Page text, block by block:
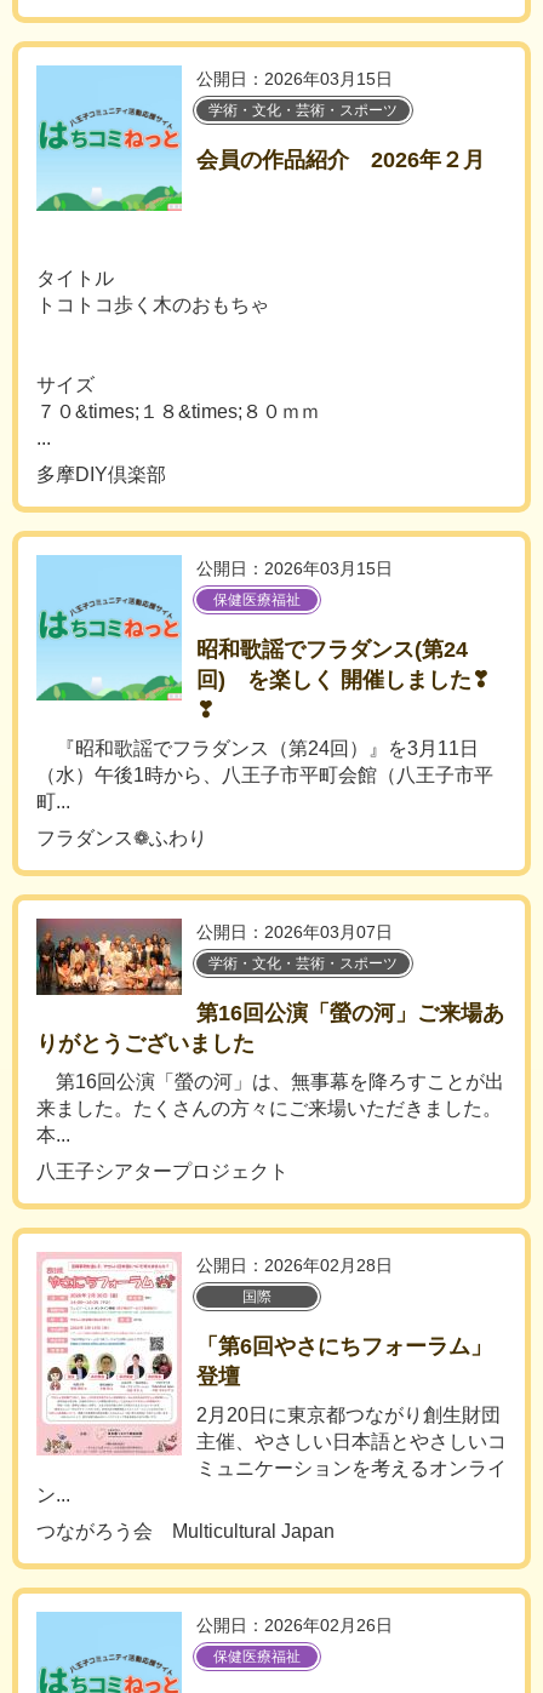
公開日：2026年03月15日
学術・文化・芸術・スポーツ
会員の作品紹介 2026年２月
タイトル
トコトコ歩く木のおもちゃ
サイズ
７０&times;１８&times;８０ｍｍ
...
多摩DIY倶楽部
公開日：2026年03月15日
保健医療福祉
昭和歌謡でフラダンス(第24
回) を楽しく 開催しました❣
❣
『昭和歌謡でフラダンス（第24回）』を3月11日
（水）午後1時から、八王子市平町会館（八王子市平
町...
フラダンス❁ふわり
公開日：2026年03月07日
学術・文化・芸術・スポーツ
第16回公演「螢の河」ご来場あ
りがとうございました
第16回公演「螢の河」は、無事幕を降ろすことが出
来ました。たくさんの方々にご来場いただきました。
本...
八王子シアタープロジェクト
公開日：2026年02月28日
国際
「第6回やさにちフォーラム」
登壇
2月20日に東京都つながり創生財団
主催、やさしい日本語とやさしいコ
ミュニケーションを考えるオンライ
ン...
つながろう会 Multicultural Japan
公開日：2026年02月26日
保健医療福祉